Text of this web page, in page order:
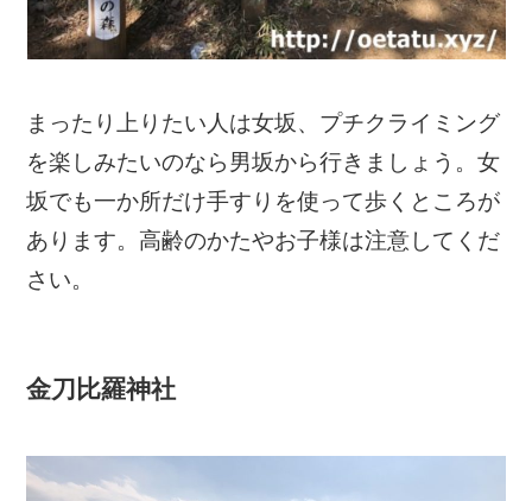
まったり上りたい人は女坂、プチクライミング
を楽しみたいのなら男坂から行きましょう。女
坂でも一か所だけ手すりを使って歩くところが
あります。高齢のかたやお子様は注意してくだ
さい。
金刀比羅神社